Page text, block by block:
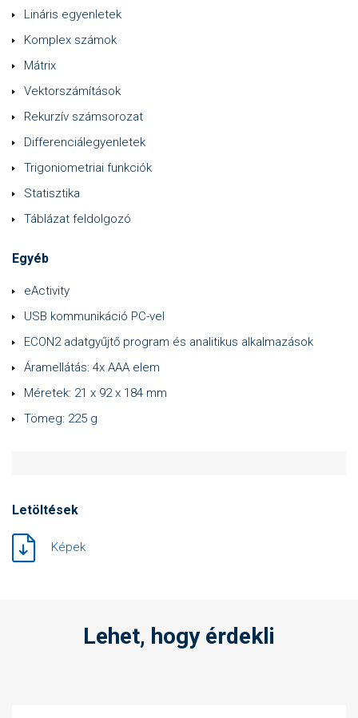
Lináris egyenletek
Komplex számok
Mátrix
Vektorszámítások
Rekurzív számsorozat
Differenciálegyenletek
Trigoniometriai funkciók
Statisztika
Táblázat feldolgozó
Egyéb
eActivity
USB kommunikáció PC-vel
ECON2 adatgyűjtő program és analitikus alkalmazások
Áramellátás: 4x AAA elem
Méretek: 21 x 92 x 184 mm
Tömeg: 225 g
Letöltések
Képek
Lehet, hogy érdekli